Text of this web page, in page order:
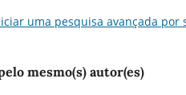
uma pesquisa avançada por
mesmo(s) autor(es)